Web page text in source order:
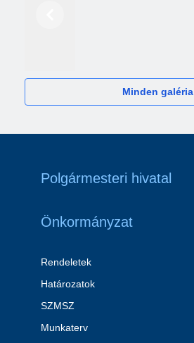
Minden galéria
Polgármesteri hivatal
Önkormányzat
Rendeletek
Határozatok
SZMSZ
Munkaterv